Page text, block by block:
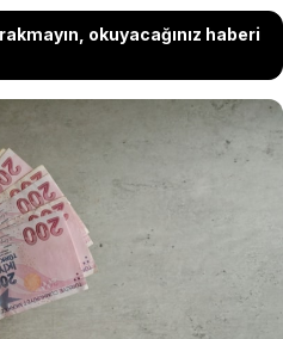
okuyacağınız haberi
Belediyesi (İBB), engelli
önemli bir destek
geçti. 2024 yılının Ocak
olan yardım, engelli çocuğu
5 bin TL nakit ödeme
Detaylar 3 Aralık’ta